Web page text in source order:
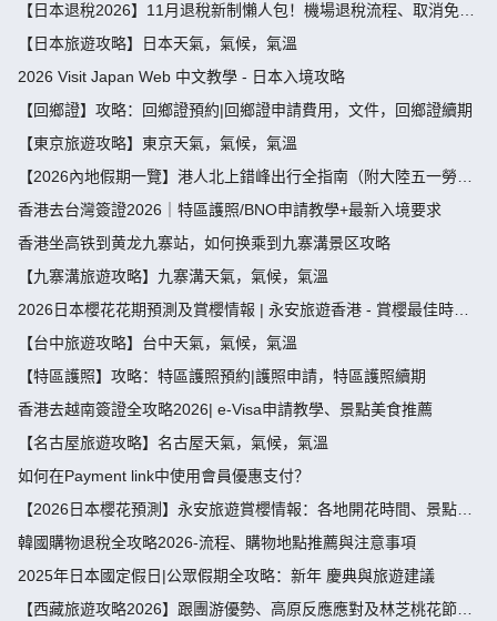
【日本退稅2026】11月退稅新制懶人包！機場退稅流程、取消免稅
袋及限額全攻略 - 永安旅遊
【日本旅遊攻略】日本天氣，氣候，氣溫
2026 Visit Japan Web 中文教學 - 日本入境攻略
【回鄉證】攻略：回鄉證預約|回鄉證申請費用，文件，回鄉證續期
【東京旅遊攻略】東京天氣，氣候，氣溫
【2026內地假期一覽】港人北上錯峰出行全指南（附大陸五一勞動
節，端午節假期攻略）
香港去台灣簽證2026｜特區護照/BNO申請教學+最新入境要求
香港坐高铁到黄龙九寨站，如何换乘到九寨溝景区攻略
【九寨溝旅遊攻略】九寨溝天氣，氣候，氣溫
2026日本櫻花花期預測及賞櫻情報 | 永安旅遊香港 - 賞櫻最佳時
間、地點推薦
【台中旅遊攻略】台中天氣，氣候，氣溫
【特區護照】攻略：特區護照預約|護照申請，特區護照續期
香港去越南簽證全攻略2026| e-Visa申請教學、景點美食推薦
【名古屋旅遊攻略】名古屋天氣，氣候，氣溫
如何在Payment link中使用會員優惠支付？
【2026日本櫻花預測】永安旅遊賞櫻情報：各地開花時間、景點推
薦
韓國購物退稅全攻略2026-流程、購物地點推薦與注意事項
2025年日本國定假日|公眾假期全攻略：新年 慶典與旅遊建議
【西藏旅遊攻略2026】跟團游優勢、高原反應應對及林芝桃花節深